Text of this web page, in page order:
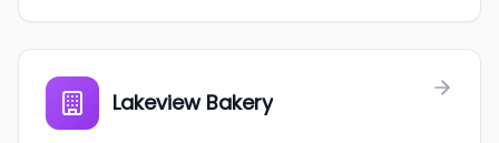
Lakeview Bakery